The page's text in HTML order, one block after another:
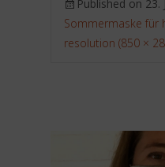
Published on 23.
Sommermaske für
resolution (850 ×